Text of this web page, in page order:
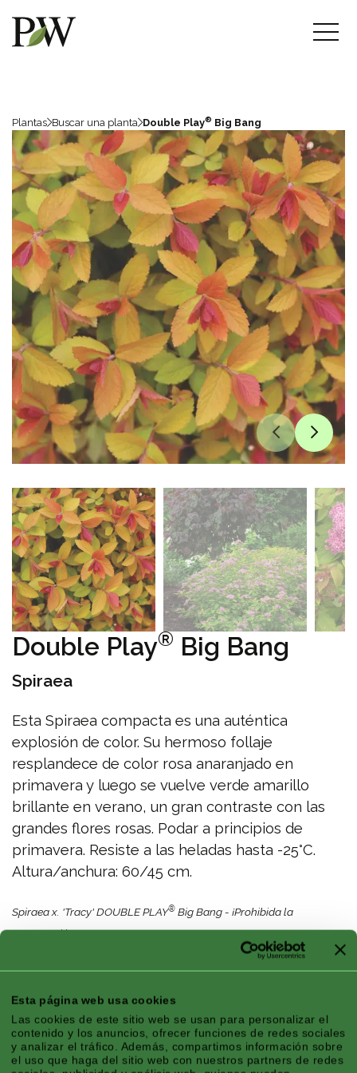
Esta página web usa cookies
Las cookies de este sitio web se usan para personalizar el
contenido y los anuncios, ofrecer funciones de redes sociales
y analizar el tráfico. Además, compartimos información sobre
el uso que haga del sitio web con nuestros partners de redes
Plantas Buscar una planta Double Play® Big Bang
Double Play® Big Bang
Spiraea
Esta Spiraea compacta es una auténtica
explosión de color. Su hermoso follaje
resplandece de color rosa anaranjado en
primavera y luego se vuelve verde amarillo
brillante en verano, un gran contraste con las
grandes flores rosas. Podar a principios de
primavera. Resiste a las heladas hasta -25°C.
Altura/anchura: 60/45 cm.
Spiraea x. 'Tracy' DOUBLE PLAY® Big Bang - ¡Prohibida la
propagación! EU PBR 46770
Características